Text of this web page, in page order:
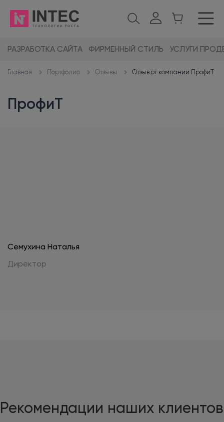
РАЗРАБОТКА САЙТА ФИРМЕННЫЙ СТИЛЬ УСЛУГИ
Главная Портфолио Отзывы Отзыв от компании ПрофиТ
ПрофиТ
Семухина Наталья
Директор
Рекомендации наших клиентов